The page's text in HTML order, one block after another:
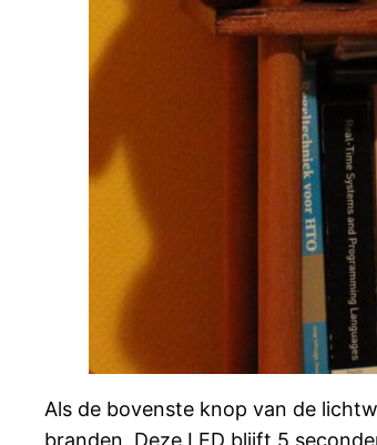
Als de bovenste knop van de
branden. Deze LED blijft 5